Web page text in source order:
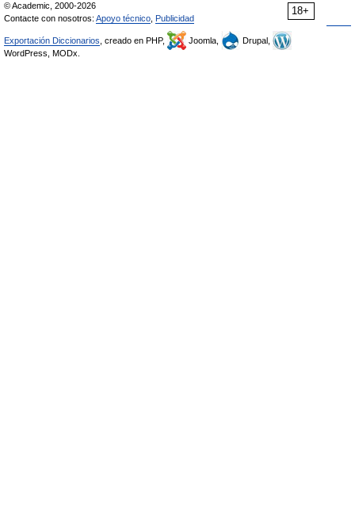
18+
© Academic, 2000-2026
Contacte con nosotros: Apoyo técnico Publicidad
Exportación Diccionarios , creado en PHP, Joomla,
Drupal,
WordPress, MODx.